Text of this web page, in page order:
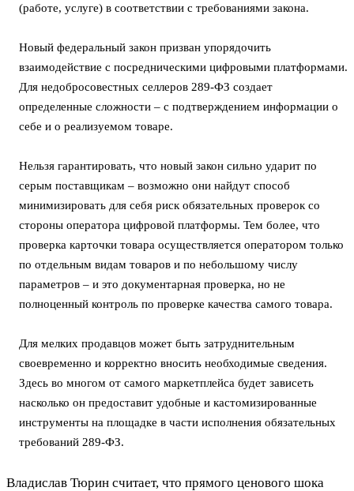
(работе, услуге) в соответствии с требованиями закона.
Новый федеральный закон призван упорядочить
взаимодействие с посредническими цифровыми платформами.
Для недобросовестных селлеров 289-ФЗ создает
определенные сложности – с подтверждением информации о
себе и о реализуемом товаре.
Нельзя гарантировать, что новый закон сильно ударит по
серым поставщикам – возможно они найдут способ
минимизировать для себя риск обязательных проверок со
стороны оператора цифровой платформы. Тем более, что
проверка карточки товара осуществляется оператором только
по отдельным видам товаров и по небольшому числу
параметров – и это документарная проверка, но не
полноценный контроль по проверке качества самого товара.
Для мелких продавцов может быть затруднительным
своевременно и корректно вносить необходимые сведения.
Здесь во многом от самого маркетплейса будет зависеть
насколько он предоставит удобные и кастомизированные
инструменты на площадке в части исполнения обязательных
требований 289-ФЗ.
Владислав Тюрин считает, что прямого ценового шока